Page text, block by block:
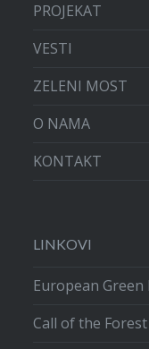
PROJEKAT
VESTI
ZELENI MOST
O NAMA
KONTAKT
LINKOVI
European Green
Call of the Forest